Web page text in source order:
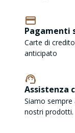
Pagamenti
Carte di
anticipato
Assistenza
Siamo
nostri prodotti.